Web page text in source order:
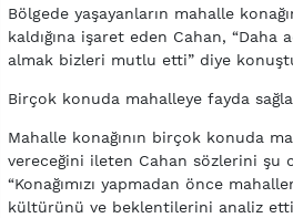
Bölgede yaşayanların mahalle
kaldığına işaret eden Cahan, “Daha
almak bizleri mutlu etti” diye
Birçok konuda mahalleye fayda
Mahalle konağının birçok konuda
vereceğini ileten Cahan sözlerini şu
“Konağımızı yapmadan önce
kültürünü ve beklentilerini analiz